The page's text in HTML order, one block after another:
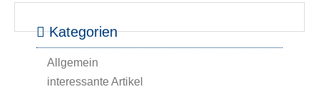
Kategorien
Allgemein
interessante Artikel